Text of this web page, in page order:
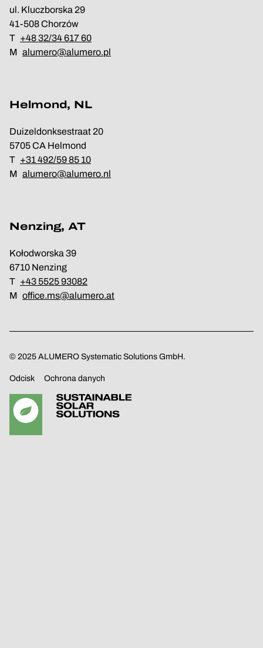
ul. Kluczborska 29
41-508 Chorzów
T +48 32/34 617 60
M alumero@alumero.pl
Helmond, NL
Duizeldonksestraat 20
5705 CA Helmond
T +31 492/59 85 10
M alumero@alumero.nl
Nenzing, AT
Kołodworska 39
6710 Nenzing
T +43 5525 93082
M office.ms@alumero.at
© 2025 ALUMERO Systematic Solutions GmbH.
Odcisk Ochrona danych